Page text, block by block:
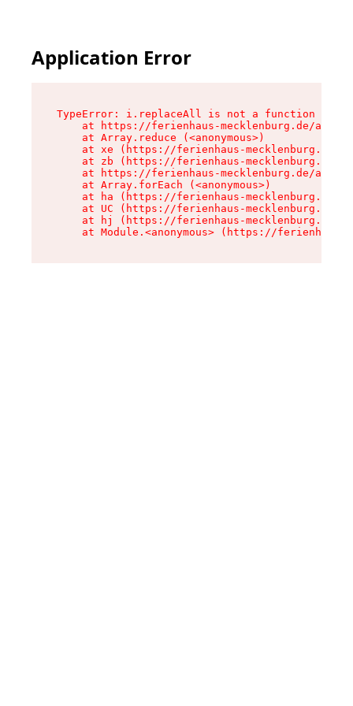
Application Error
TypeError: i.replaceAll is not a function
at https://ferienhaus-mecklenburg.de/
    at Array.reduce (<anonymous>)
at xe (https://ferienhaus-mecklenburg.de/
at zb (https://ferienhaus-mecklenburg.de/
at https://ferienhaus-mecklenburg.de/
    at Array.forEach (<anonymous>)
at ha (https://ferienhaus-mecklenburg.de/
at UC (https://ferienhaus-mecklenburg.de/
at hj (https://ferienhaus-mecklenburg.de/
at Module.<anonymous> (https://